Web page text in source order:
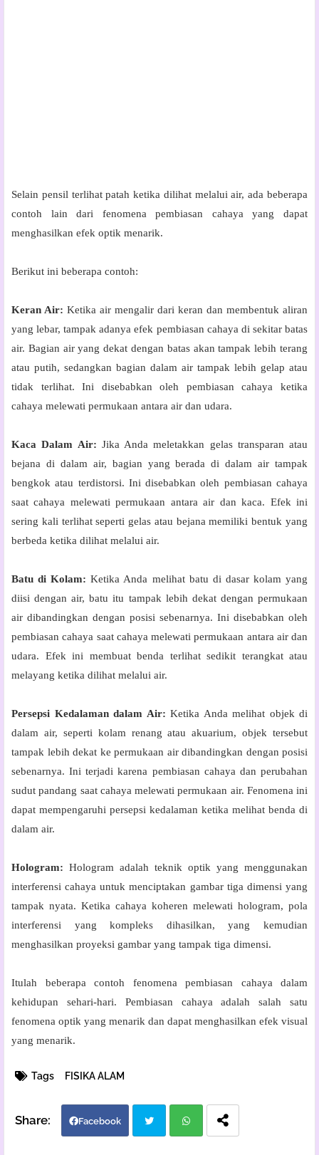
Selain pensil terlihat patah ketika dilihat melalui air, ada beberapa
contoh lain dari fenomena pembiasan cahaya yang dapat
menghasilkan efek optik menarik.
Berikut ini beberapa contoh:
Keran Air: Ketika air mengalir dari keran dan membentuk aliran
yang lebar, tampak adanya efek pembiasan cahaya di sekitar batas
air. Bagian air yang dekat dengan batas akan tampak lebih terang
atau putih, sedangkan bagian dalam air tampak lebih gelap atau
tidak terlihat. Ini disebabkan oleh pembiasan cahaya ketika
cahaya melewati permukaan antara air dan udara.
Kaca Dalam Air: Jika Anda meletakkan gelas transparan atau
bejana di dalam air, bagian yang berada di dalam air tampak
bengkok atau terdistorsi. Ini disebabkan oleh pembiasan cahaya
saat cahaya melewati permukaan antara air dan kaca. Efek ini
sering kali terlihat seperti gelas atau bejana memiliki bentuk yang
berbeda ketika dilihat melalui air.
Batu di Kolam: Ketika Anda melihat batu di dasar kolam yang
diisi dengan air, batu itu tampak lebih dekat dengan permukaan
air dibandingkan dengan posisi sebenarnya. Ini disebabkan oleh
pembiasan cahaya saat cahaya melewati permukaan antara air dan
udara. Efek ini membuat benda terlihat sedikit terangkat atau
melayang ketika dilihat melalui air.
Persepsi Kedalaman dalam Air: Ketika Anda melihat objek di
dalam air, seperti kolam renang atau akuarium, objek tersebut
tampak lebih dekat ke permukaan air dibandingkan dengan posisi
sebenarnya. Ini terjadi karena pembiasan cahaya dan perubahan
sudut pandang saat cahaya melewati permukaan air. Fenomena ini
dapat mempengaruhi persepsi kedalaman ketika melihat benda di
dalam air.
Hologram: Hologram adalah teknik optik yang menggunakan
interferensi cahaya untuk menciptakan gambar tiga dimensi yang
tampak nyata. Ketika cahaya koheren melewati hologram, pola
interferensi yang kompleks dihasilkan, yang kemudian
menghasilkan proyeksi gambar yang tampak tiga dimensi.
Itulah beberapa contoh fenomena pembiasan cahaya dalam
kehidupan sehari-hari. Pembiasan cahaya adalah salah satu
fenomena optik yang menarik dan dapat menghasilkan efek visual
yang menarik.
Tags FISIKA ALAM
Facebook